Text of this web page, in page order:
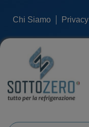
Chi Siamo Privacy